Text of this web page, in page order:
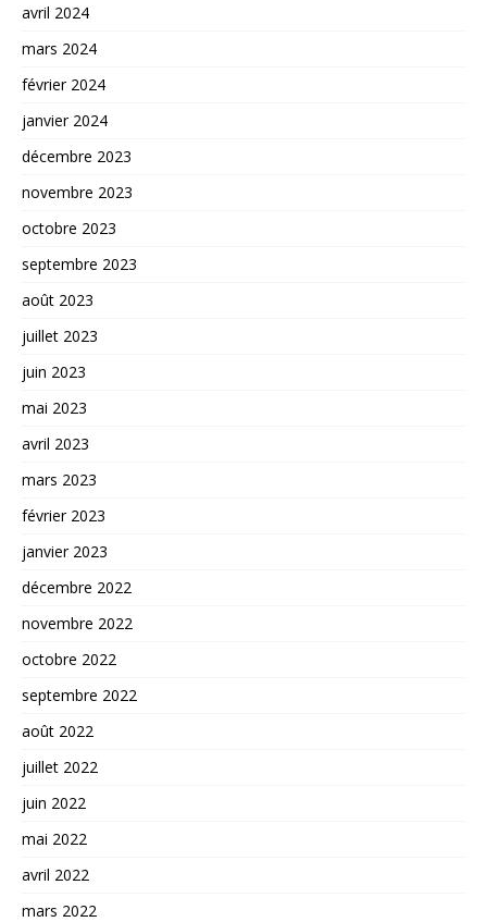
avril 2024
mars 2024
février 2024
janvier 2024
décembre 2023
novembre 2023
octobre 2023
septembre 2023
août 2023
juillet 2023
juin 2023
mai 2023
avril 2023
mars 2023
février 2023
janvier 2023
décembre 2022
novembre 2022
octobre 2022
septembre 2022
août 2022
juillet 2022
juin 2022
mai 2022
avril 2022
mars 2022